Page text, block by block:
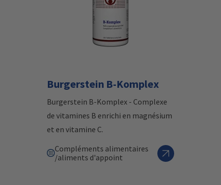
Burgerstein B-Komplex
Burgerstein B-Komplex - Complexe
de vitamines B enrichi en magnésium
et en vitamine C.
Compléments alimentaires
/aliments d'appoint